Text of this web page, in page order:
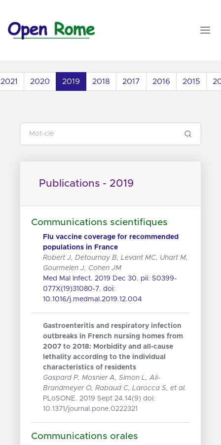
2021 2020 2019 2018 2017 2016 2015
Publications - 2019
Communications scientifiques
Flu vaccine coverage for recommended
populations in France
Robert J, Detournay B, Levant MC, Uhart M,
Gourmelen J, Cohen JM
Med Mal Infect. 2019 Dec 30. pii: S0399-
077X(19)31080-7. doi:
10.1016/j.medmal.2019.12.004
Gastroenteritis and respiratory infection
outbreaks in French nursing homes from
2007 to 2018: Morbidity and all-cause
lethality according to the individual
characteristics of residents
Gaspard P, Mosnier A, Simon L, Ali-
Brandmeyer O, Rabaud C, Larocca S, et al.
PLoSONE. 2019 Sept 24.14(9) doi:
10.1371/journal.pone.0222321
Communications orales